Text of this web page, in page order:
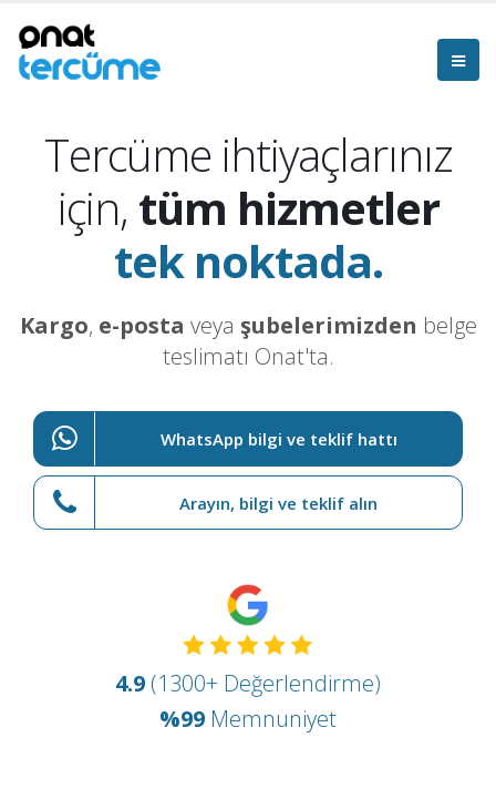
Tercüme ihtiyaçlarınız
için, tüm hizmetler
tek noktada.
Kargo, e-posta veya şubelerimizden belge
teslimatı Onat'ta.
WhatsApp bilgi ve teklif hattı
Arayın, bilgi ve teklif alın
4.9 (1300+ Değerlendirme)
%99 Memnuniyet